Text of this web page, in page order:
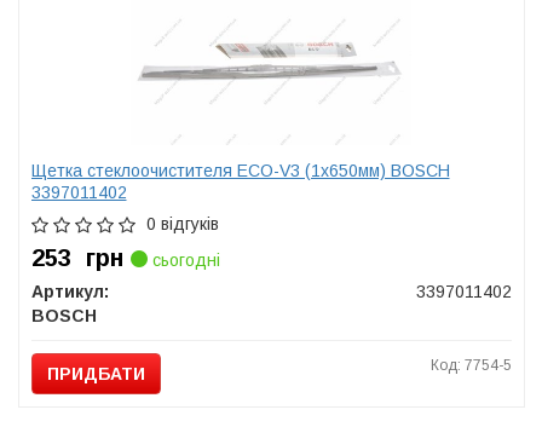
Щетка стеклоочистителя ECO-V3 (1х650мм) BOSCH
3397011402
0 відгуків
253 грн
сьогодні
Артикул:
3397011402
BOSCH
ПРИДБАТИ Код: 7754-5